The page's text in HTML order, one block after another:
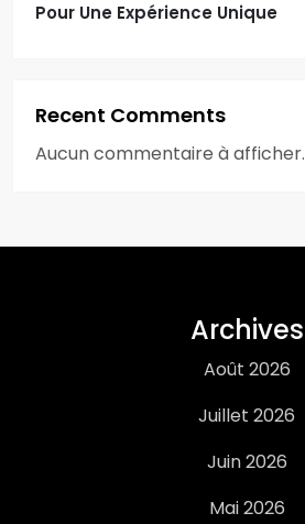
Pour Une Expérience Unique
Recent Comments
Aucun commentaire à afficher.
Archives
Août 2026
Juillet 2026
Juin 2026
Mai 2026